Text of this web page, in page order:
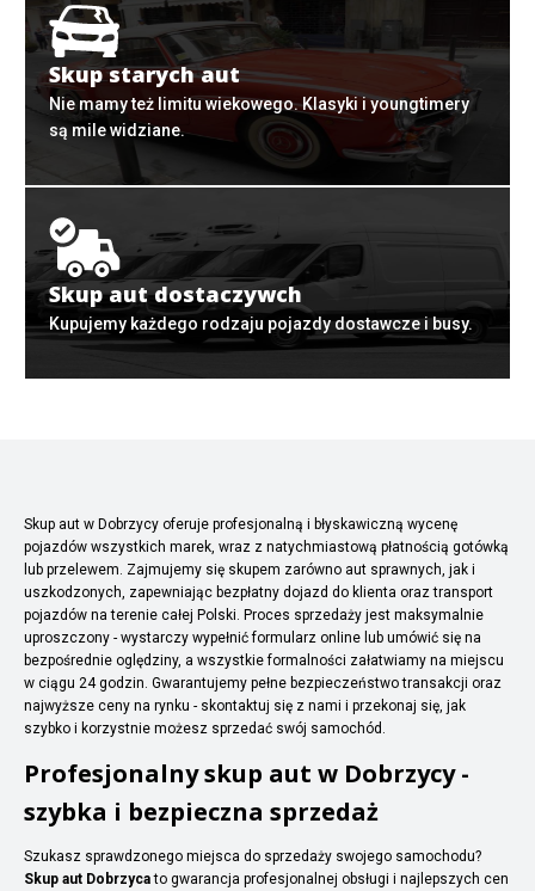
Skup starych aut
Nie mamy też limitu wiekowego. Klasyki i youngtimery
są mile widziane.
Skup aut dostaczywch
Kupujemy każdego rodzaju pojazdy dostawcze i busy.
Skup aut w Dobrzycy oferuje profesjonalną i błyskawiczną wycenę
pojazdów wszystkich marek, wraz z natychmiastową płatnością gotówką
lub przelewem. Zajmujemy się skupem zarówno aut sprawnych, jak i
uszkodzonych, zapewniając bezpłatny dojazd do klienta oraz transport
pojazdów na terenie całej Polski. Proces sprzedaży jest maksymalnie
uproszczony - wystarczy wypełnić formularz online lub umówić się na
bezpośrednie oględziny, a wszystkie formalności załatwiamy na miejscu
w ciągu 24 godzin. Gwarantujemy pełne bezpieczeństwo transakcji oraz
najwyższe ceny na rynku - skontaktuj się z nami i przekonaj się, jak
szybko i korzystnie możesz sprzedać swój samochód.
Profesjonalny skup aut w Dobrzycy -
szybka i bezpieczna sprzedaż
Szukasz sprawdzonego miejsca do sprzedaży swojego samochodu?
Skup aut Dobrzycato gwarancja profesjonalnej obsługi i najlepszych cen